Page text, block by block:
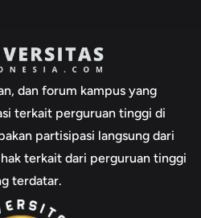
dan forum kampus yang
terkait perguruan tinggi di
partisipasi langsung dari
terkait dari perguruan tinggi
terdatar.